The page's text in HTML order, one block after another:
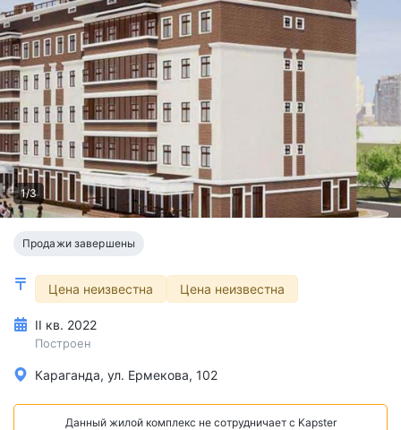
1/3
Продажи завершены
Цена неизвестна Цена неизвестна
II кв. 2022
Построен
Караганда, ул. Ермекова, 102
Данный жилой комплекс не сотрудничает с Kapster